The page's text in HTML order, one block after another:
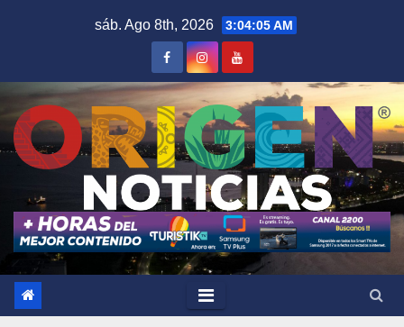
sáb. Ago 8th, 2026 3:04:06 AM